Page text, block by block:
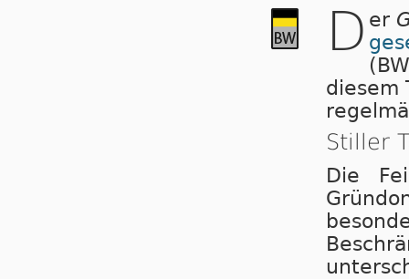
D er
diesem
Stiller
Die